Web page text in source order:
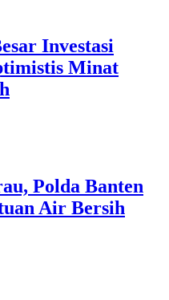
Investasi
Minat
Polda Banten
Air Bersih